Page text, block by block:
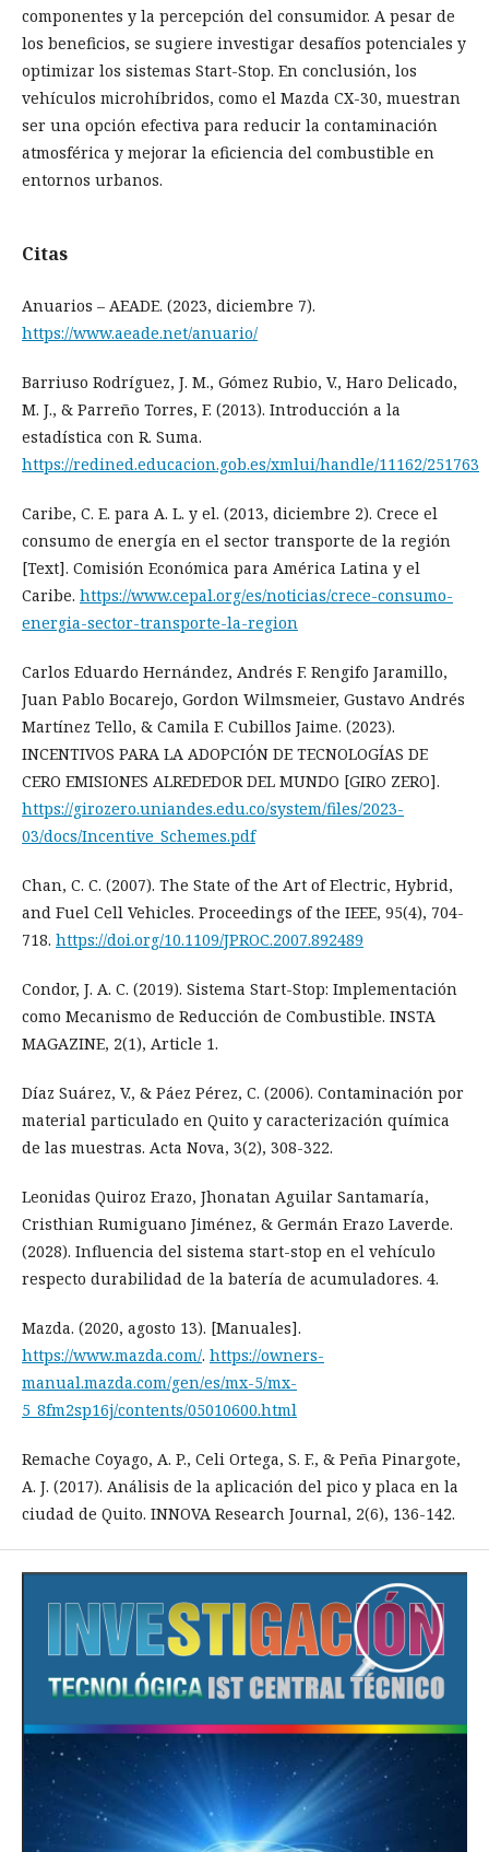
componentes y la percepción del consumidor. A pesar de
los beneficios, se sugiere investigar desafíos potenciales y
optimizar los sistemas Start-Stop. En conclusión, los
vehículos microhíbridos, como el Mazda CX-30, muestran
ser una opción efectiva para reducir la contaminación
atmosférica y mejorar la eficiencia del combustible en
entornos urbanos.
Citas
Anuarios – AEADE. (2023, diciembre 7).
https://www.aeade.net/anuario/
Barriuso Rodríguez, J. M., Gómez Rubio, V., Haro Delicado,
M. J., & Parreño Torres, F. (2013). Introducción a la
estadística con R. Suma.
https://redined.educacion.gob.es/xmlui/handle/11162/251763
Caribe, C. E. para A. L. y el. (2013, diciembre 2). Crece el
consumo de energía en el sector transporte de la región
[Text]. Comisión Económica para América Latina y el
Caribe. https://www.cepal.org/es/noticias/crece-consumo-
energia-sector-transporte-la-region
Carlos Eduardo Hernández, Andrés F. Rengifo Jaramillo,
Juan Pablo Bocarejo, Gordon Wilmsmeier, Gustavo Andrés
Martínez Tello, & Camila F. Cubillos Jaime. (2023).
INCENTIVOS PARA LA ADOPCIÓN DE TECNOLOGÍAS DE
CERO EMISIONES ALREDEDOR DEL MUNDO [GIRO ZERO].
https://girozero.uniandes.edu.co/system/files/2023-
03/docs/Incentive_Schemes.pdf
Chan, C. C. (2007). The State of the Art of Electric, Hybrid,
and Fuel Cell Vehicles. Proceedings of the IEEE, 95(4), 704-
718. https://doi.org/10.1109/JPROC.2007.892489
Condor, J. A. C. (2019). Sistema Start-Stop: Implementación
como Mecanismo de Reducción de Combustible. INSTA
MAGAZINE, 2(1), Article 1.
Díaz Suárez, V., & Páez Pérez, C. (2006). Contaminación por
material particulado en Quito y caracterización química
de las muestras. Acta Nova, 3(2), 308-322.
Leonidas Quiroz Erazo, Jhonatan Aguilar Santamaría,
Cristhian Rumiguano Jiménez, & Germán Erazo Laverde.
(2028). Influencia del sistema start-stop en el vehículo
respecto durabilidad de la batería de acumuladores. 4.
Mazda. (2020, agosto 13). [Manuales].
https://www.mazda.com/. https://owners-
manual.mazda.com/gen/es/mx-5/mx-
5_8fm2sp16j/contents/05010600.html
Remache Coyago, A. P., Celi Ortega, S. F., & Peña Pinargote,
A. J. (2017). Análisis de la aplicación del pico y placa en la
ciudad de Quito. INNOVA Research Journal, 2(6), 136-142.